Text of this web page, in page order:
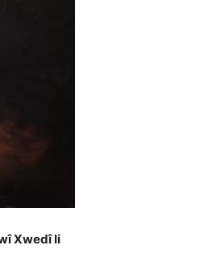
Xwedî li